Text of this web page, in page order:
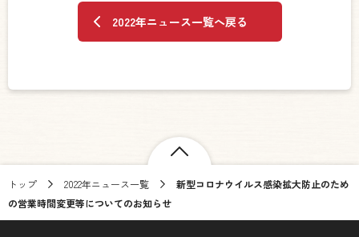
2022年ニュース一覧へ戻る
トップ 2022年ニュース一覧
新型コロナウイルス感染拡大防止のため
の営業時間変更等についてのお知らせ